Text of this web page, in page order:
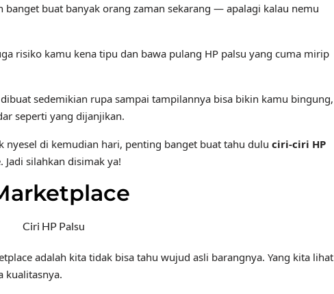
banget buat banyak orang zaman sekarang — apalagi kalau nemu
risiko kamu kena tipu dan bawa pulang HP palsu yang cuma mirip
sedemikian rupa sampai tampilannya bisa bikin kamu bingung,
seperti yang dijanjikan.
nyesel di kemudian hari, penting banget buat tahu dulu ciri‑ciri HP
silahkan disimak ya!
Ciri HP Palsu
adalah kita tidak bisa tahu wujud asli barangnya. Yang kita lihat
kualitasnya.